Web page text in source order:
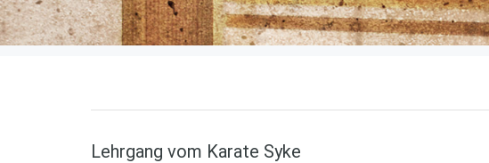
Lehrgang vom Karate Syke